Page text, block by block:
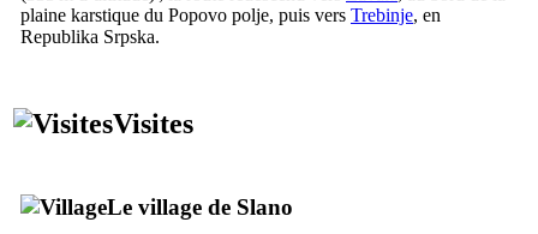
plaine karstique du Popovo polje, puis vers Trebinje, en
Republika Srpska.
Visites
Le village de Slano